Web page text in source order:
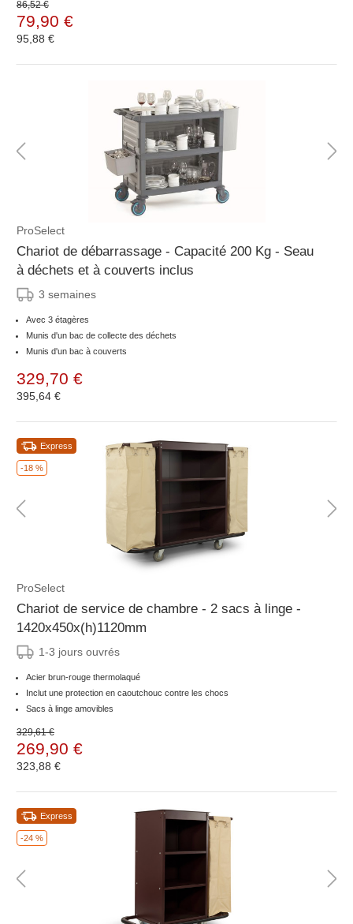
86,52 €
79,90 €
95,88 €
ProSelect
Chariot de débarrassage - Capacité 200 Kg - Seau
à déchets et à couverts inclus
3 semaines
Avec 3 étagères
Munis d'un bac de collecte des déchets
Munis d'un bac à couverts
329,70 €
395,64 €
-18 %
Express
ProSelect
Chariot de service de chambre - 2 sacs à linge -
1420x450x(h)1120mm
1-3 jours ouvrés
Acier brun-rouge thermolaqué
Inclut une protection en caoutchouc contre les chocs
Sacs à linge amovibles
329,61 €
269,90 €
323,88 €
-24 %
Express